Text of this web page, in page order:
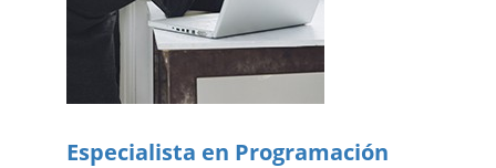
Especialista en Programación